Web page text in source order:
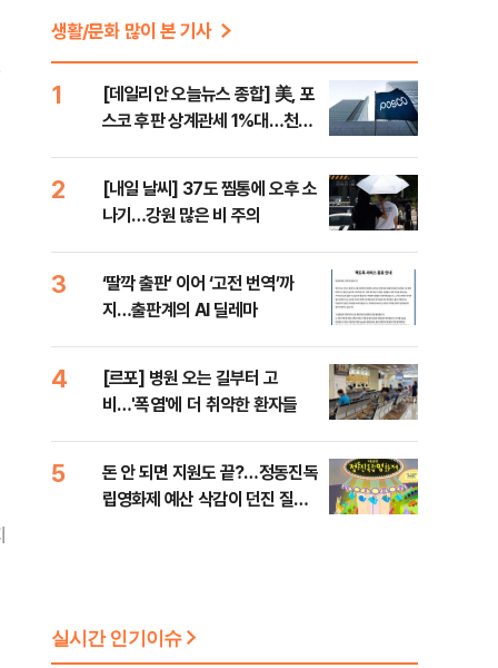
생활/문화 많이 본 기사
1
[데일리안 오늘뉴스 종합] 美, 포
스코 후판 상계관세 1%대…천하
2
[내일 날씨] 37도 찜통에 오후 소
나기…강원 많은 비 주의
3
‘딸깍 출판’ 이어 ‘고전 번역’까
지…출판계의 AI 딜레마
4
[르포] 병원 오는 길부터 고
비…'폭염'에 더 취약한 환자들
5
돈 안 되면 지원도 끝?…정동진독
립영화제 예산 삭감이 던진 질문